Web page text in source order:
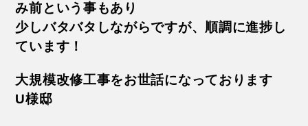
み前という事もあり
少しバタバタしながらですが、順調に進捗し
ています！
大規模改修工事をお世話になっております
U様邸